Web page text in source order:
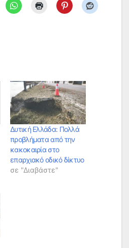
Δυτική Ελλάδα: Πολλά
προβλήματα από την
κακοκαιρία στο
επαρχιακό οδικό δίκτυο
σε "Διαβάστε"